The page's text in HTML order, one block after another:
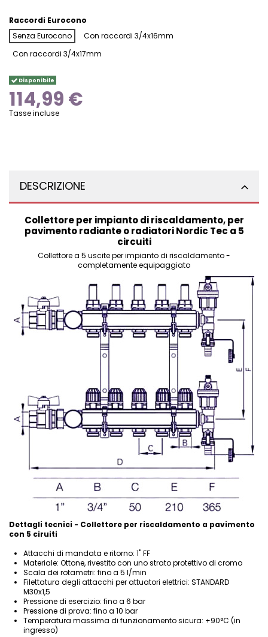
Raccordi Eurocono
Senza Eurocono
Con raccordi 3/4x16mm
Con raccordi 3/4x17mm
Disponibile
114,99 €
Tasse incluse
DESCRIZIONE
Collettore per impianto di riscaldamento, per
pavimento radiante o radiatori Nordic Tec a 5
circuiti
Collettore a 5 uscite per impianto di riscaldamento -
completamente equipaggiato
Dettagli tecnici - Collettore per riscaldamento a pavimento
con 5 ciruiti
Attacchi di mandata e ritorno: 1" FF
Materiale: Ottone, rivestito con uno strato protettivo di cromo
Scala dei rotametri: fino a 5 l/min
Filettatura degli attacchi per attuatori elettrici: STANDARD
M30x1,5
Pressione di esercizio: fino a 6 bar
Pressione di prova: fino a 10 bar
Temperatura massima di funzionamento sicura: +90°C (in
ingresso)